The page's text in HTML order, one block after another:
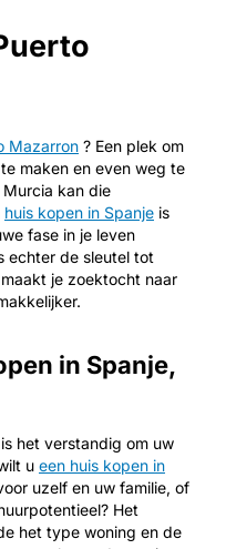
Mazarron ? Een plek om
maken en even weg te
kan die
huis kopen in Spanje is
fase in je leven
echter de sleutel tot
je zoektocht naar
in Spanje,
het verstandig om uw
u een huis kopen in
uzelf en uw familie, of
Het
het type woning en de